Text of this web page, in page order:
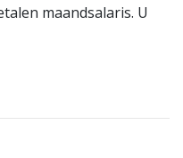
maandsalaris. U